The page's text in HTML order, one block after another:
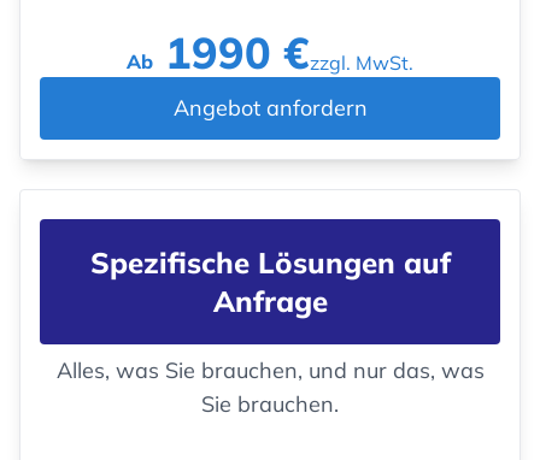
Ab 1990 €zzgl. MwSt.
Angebot anfordern
Spezifische Lösungen auf
Anfrage
Alles, was Sie brauchen, und nur das, was
Sie brauchen.